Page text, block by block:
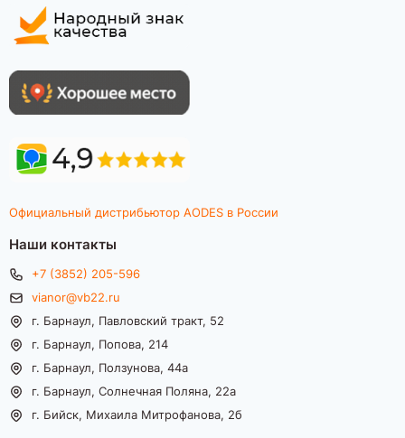
Официальный дистрибьютор AODES в России
Наши контакты
+7 (3852) 205-596
vianor@vb22.ru
г. Барнаул, Павловский тракт, 52
г. Барнаул, Попова, 214
г. Барнаул, Ползунова, 44а
г. Барнаул, Солнечная Поляна, 22а
г. Бийск, Михаила Митрофанова, 2б